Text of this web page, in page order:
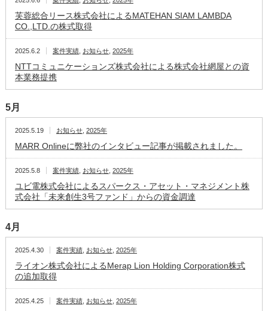
芙蓉総合リース株式会社によるMATEHAN SIAM LAMBDA
CO.,LTD.の株式取得
2025.6.2 案件実績, お知らせ, 2025年
NTTコミュニケーションズ株式会社による株式会社網屋との資
本業務提携
5月
2025.5.19 お知らせ, 2025年
MARR Onlineに弊社のインタビュー記事が掲載されました。
2025.5.8 案件実績, お知らせ, 2025年
ユビ電株式会社によるスパークス・アセット・マネジメント株
式会社「未来創生3号ファンド」からの資金調達
4月
2025.4.30 案件実績, お知らせ, 2025年
ライオン株式会社によるMerap Lion Holding Corporation株式
の追加取得
2025.4.25 案件実績, お知らせ, 2025年